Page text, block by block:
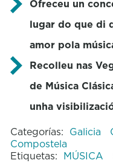
Ofreceu un
lugar do que di
amor pola
Recolleu nas
de Música
unha
Categorías: Galicia
Compostela
Etiquetas: MÚSICA